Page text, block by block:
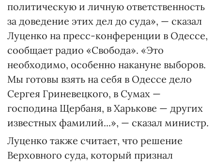
политическую и личную ответственность
за доведение этих дел до суда», — сказал
Луценко на пресс-конференции в Одессе,
сообщает радио «Свобода». «Это
необходимо, особенно накануне выборов.
Мы готовы взять на себя в Одессе дело
Сергея Гриневецкого, в Сумах —
господина Щербаня, в Харькове — других
известных фамилий...», — сказал министр.
Луценко также считает, что решение
Верховного суда, который признал